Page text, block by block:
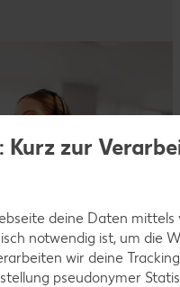
Kurz zur
deine Daten mittels
notwendig ist, um die
wir deine
pseudonymer